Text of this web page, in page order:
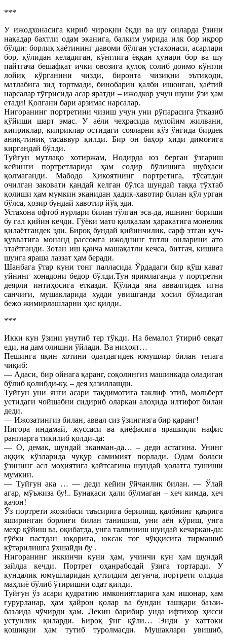
***
У ижодхонасига кириб чироқни ёқди ва шу онларда ўзини
нақадар бахтли одам эканига, балким умрида илк бор иқрор
бўлди: борлиқ ҳаётининг давоми бўлган устахонаси, асарлари
бор, қўлидан келадиган, кўнглига ёққан ҳунари бор ва шу
пайтгача бешафқат ички овозига қулоқ солиб доимо кўнгли
лойиқ кўрганини чизди, биронта чизиқни эътиқоди,
матлабига зид тортмади, бинобарин қалби ишонган, ҳаётий
нарсалар тўғрисида асар яратди – ижодкор учун шуни ўзи ҳам
етади! Қолгани бари арзимас нарсалар.
Нигоранинг портретини чизиш учун уни рўпарасига ўтказиб
қўйиши шарт эмас. У аёли чеҳрасида мулойим жилвани,
киприклар, киприклар остидаги сояларни кўз ўнгида бирдек
аниқ-тиниқ тасаввур қилди. Бир он баҳор ҳиди димоғига
киргандай бўлди.
Туйғун мутлақо хотиржам, Нодирда юз берган ўзгариш
кейинги портретларида ҳам содир бўлишига шубҳаси
қолмаганди. Мабодо Ҳикоятнинг портретига, тўсатдан
очилган заковати қандай келган бўлса шундай таққа тўхтаб
қолиши ҳам мумкин эканидан ҳадик-хавотир билан қўл урган
бўлса, ҳозир бундай хавотир йўқ эди.
Устахона офтоб нурлари билан тўлган эса-да, ишнинг бориши
бу гал қийин кечди. Гўёки мато қилқалам ҳаракатига монелик
қилаётгандек эди. Бироқ бундай қийинчилик, сарф этган куч-
қувватига монанд рассомга ижоднинг тотли онларини ато
этаётганди. Зотан иш қанча машақатли кечса, битгач, кишига
шунга яраша лаззат ҳам беради.
Шанбага ўтар куни тонг палласида Ўрдадаги бир қўш қават
уйнинг хонадони бедор бўлди.Тун яримлаганда у портретни
деярли интиҳосига етказди. Қўлида яна аввалгидек игна
санчиғи, мушакларида худди увишганда ҳосил бўладиган
бежо жимирлашларни ҳис қилди.
***
Икки кун ўзини унутиб тер тўкди. На бемалол ўтириб овқат
еди, на дам олишни ўйлади. Ва ниҳоят…
Пешинга яқин хотини одатдагидек юмушлар билан тепага
чиқиб:
— Адаси, бир ойнага қаранг, соқолингиз машинкада оладиган
бўлиб қолибди-ку, – дея ҳазиллашди.
Туйғун уни янги асари тақдимотига таклиф этиб, мольберт
устидаги чойшабни сидириб оларкан алоҳида илтифот билан
деди.
— Ижозатингиз билан, аввал сиз ўзингизга бир қаранг!
Нигора индамай, жуссаси ва қиёфасига ярашиқли нафис
рангларга тикилиб қолди-да:
— О, демак, шундай эканман-да… – деди астагина. Унинг
аққиқ кўзларида чуқур самимият порлади. Одам боласи
ўзининг асл моҳиятига қайтсагина шундай ҳолатга тушиши
мумкин.
— Туйғун ака … — деди кейин ўйчанлик билан. — Ўлай
агар, мўъжиза бу!.. Бунақаси ҳали бўлмаган – ҳеч кимда, ҳеч
қачон!
Ўз портрети жозибаси таъсирига берилиш, қалбнинг қаърига
яширинган борлиғи билан танишиш, уни аён кўриш, унга
меҳр қўйиш ва, оқибатда, унга талпиниш шундай кечаркан-да:
гўёки пастдан юқорига, юксак тоғ чўққисига тирмашиб
кўтарилишга ўхшайди бу .
Нигоранинг иккинчи куни ҳам, учинчи кун ҳам шундай
зайлда кечди. Портрет оҳанрабодай ўзига тортарди. У
кундалик юмушларидан қутилдим дегунча, портрети олдида
маҳлиё бўлиб ўтиришни одат қилди.
Туйғун ўз асари қудратию имкониятларига ҳам ишонар, ҳам
ғурурланар, ҳам ҳайрон қолар ва бундан ташқари баъзи-
баъзида чўчирди ҳам. Лекин барибир унда ифтихор ҳисси
устунлик қиларди. Бироқ ўнг қўли… Энди у хаттоки
қошиқни ҳам тутиб туролмасди. Мушаклари увишиб,